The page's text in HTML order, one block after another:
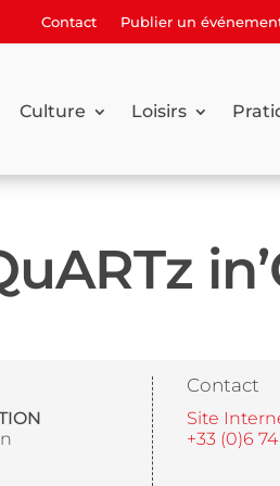
Contact Publier un
Culture Loisirs
Contact
Site
+33 (0)6 74